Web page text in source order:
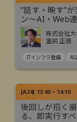
”話す・映す”
ン～AI・Web
株式会社
室前 正徳
ITインフラ整備 AI
[A24] 13:40 ~ 14:10
後回しが招く
る、即実行す